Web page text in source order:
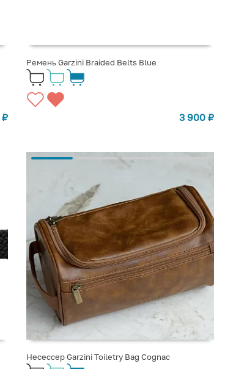
₽
Ремень Garzini Braided Belts Blue
3 900 ₽
Несессер Garzini Toiletry Bag Cognac